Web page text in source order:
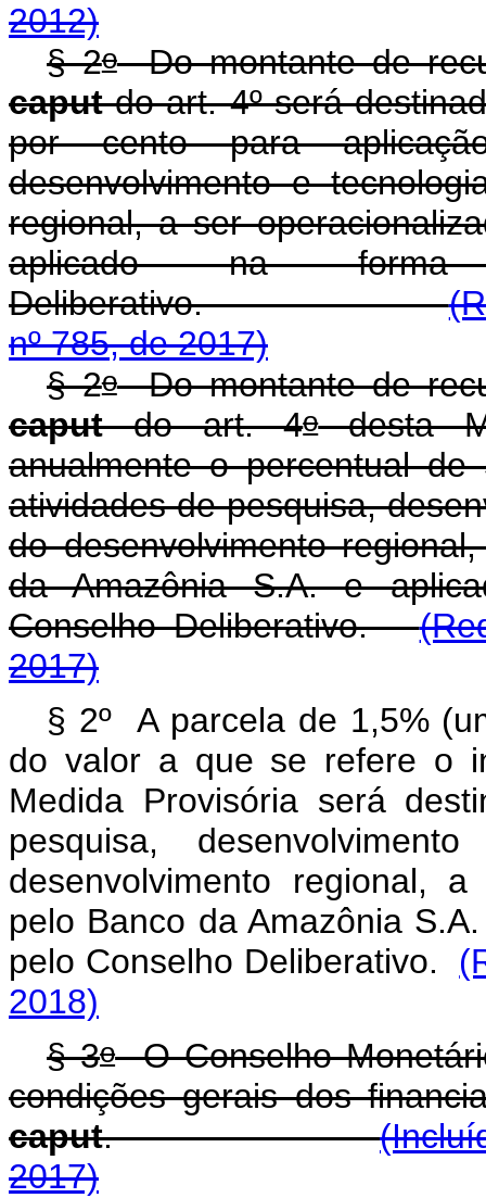
2012)
§ 2oDo montante de
caputdo art. 4º será
por cento para
desenvolvimento e
regional, a ser
aplicado na forma
Deliberativo.
nº 785, de 2017)
§ 2oDo montante de
caputdo art. 4odesta
anualmente o percentual
atividades de pesquisa,
do desenvolvimento
da Amazônia S.A. e
Conselho Deliberativo.
2017)
§ 2º A parcela de 1,5%
do valor a que se refere o
Medida Provisória será
pesquisa,
desenvolvimento regional,
pelo Banco da Amazônia
pelo Conselho Deliberativo.
2018)
§ 3oO Conselho
condições gerais dos
caput.
2017)